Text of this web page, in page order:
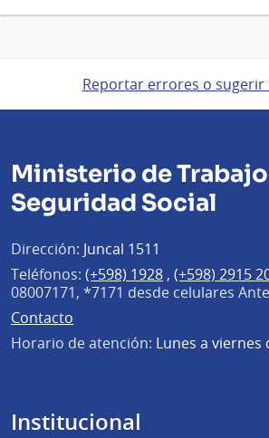
Reportar errores o sugerir
Ministerio de
Seguridad Social
Dirección: Juncal 1511
Teléfonos: (+598) 1928 , (+598) 2915
08007171, *7171 desde celulares
Contacto
Horario de atención: Lunes a viernes
Institucional